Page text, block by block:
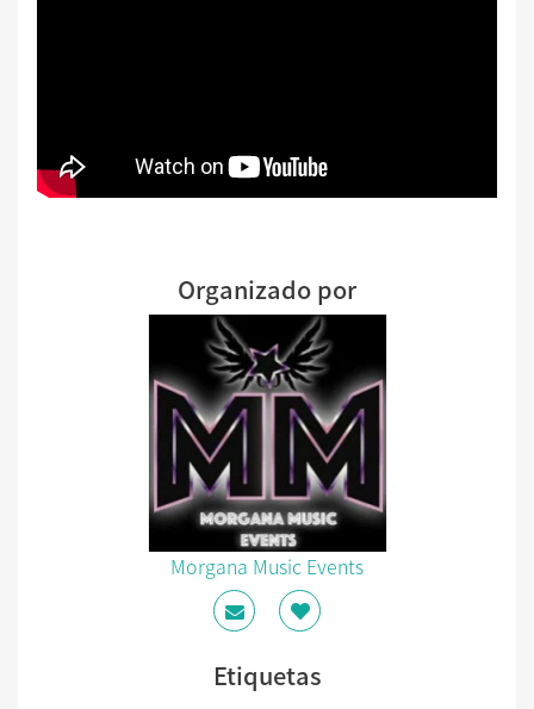
Organizado por
Morgana Music Events
Etiquetas